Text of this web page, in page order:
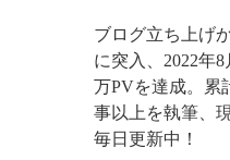
ブログ立ち上げ
に突入、2022年
万PVを達成。累
事以上を執筆、
毎日更新中！